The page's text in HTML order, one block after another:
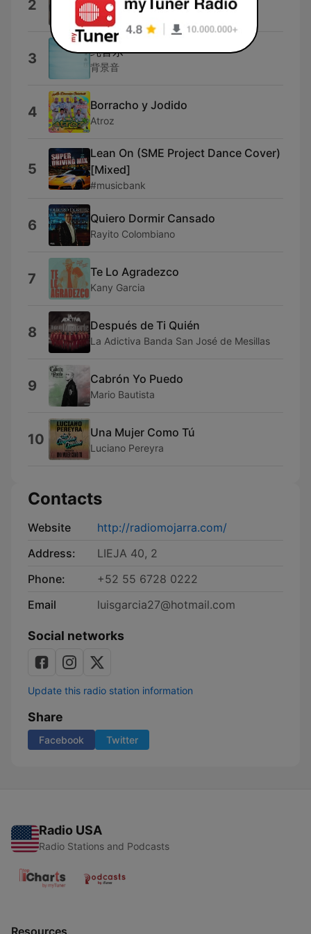
2 Meño Segovia
3 纯音乐
背景音
4 Borracho y Jodido
Atroz
5
Lean On (SME Project Dance Cover)
[Mixed]
#musicbank
6 Quiero Dormir Cansado
Rayito Colombiano
7 Te Lo Agradezco
Kany Garcia
8 Después de Ti Quién
La Adictiva Banda San José de Mesillas
9 Cabrón Yo Puedo
Mario Bautista
10 Una Mujer Como Tú
Luciano Pereyra
Contacts
Website
http://radiomojarra.com/
Address:
LIEJA 40, 2
Phone:
+52 55 6728 0222
Email
luisgarcia27@hotmail.com
Social networks
Update this radio station information
Share
Facebook Twitter
Radio USA
Radio Stations and Podcasts
Resources